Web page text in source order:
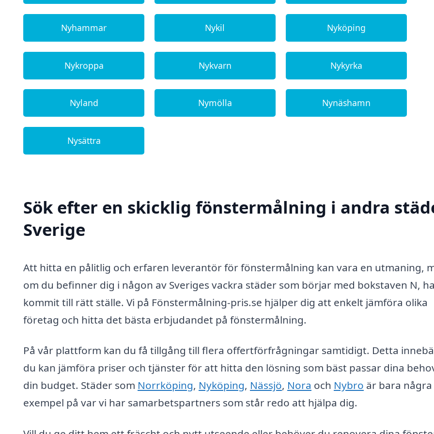
Nyhammar Nykil Nyköping
Nykroppa Nykvarn Nykyrka
Nyland Nymölla Nynäshamn
Nysättra
Sök efter en skicklig fönstermålning i andra
Sverige
Att hitta en pålitlig och erfaren leverantör för fönstermålning kan vara en utmaning,
om du befinner dig i någon av Sveriges vackra städer som börjar med bokstaven N,
kommit till rätt ställe. Vi på Fönstermålning-pris.se hjälper dig att enkelt jämföra olika
företag och hitta det bästa erbjudandet på fönstermålning.
På vår plattform kan du få tillgång till flera offertförfrågningar samtidigt. Detta
du kan jämföra priser och tjänster för att hitta den lösning som bäst passar dina
din budget. Städer som Norrköping, Nyköping, Nässjö, Nora och Nybro är bara några
exempel på var vi har samarbetspartners som står redo att hjälpa dig.